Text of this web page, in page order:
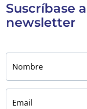
Suscríbase a
newsletter
Nombre
Email